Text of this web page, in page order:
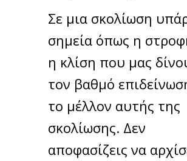
Σε μια σκολίωση
σημεία όπως η
η κλίση που μας
τον βαθμό
το μέλλον αυτής της
σκολίωσης. Δεν
αποφασίζεις να